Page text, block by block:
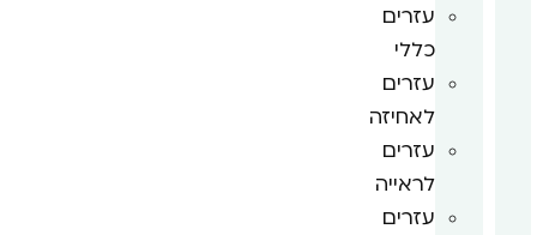
עזרים
כללי
עזרים
לאחיזה
עזרים
לראייה
עזרים